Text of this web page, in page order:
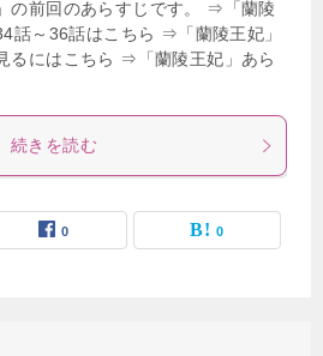
の前回のあらすじです。 ⇒「蘭陵
話～36話はこちら ⇒「蘭陵王妃」
るにはこちら ⇒「蘭陵王妃」あら
続きを読む
0 0